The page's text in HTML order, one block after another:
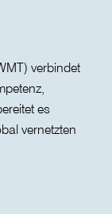
verbindet
es
vernetzten